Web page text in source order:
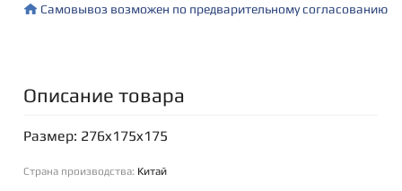
Самовывоз возможен по предварительному согласованию
Описание товара
Размер: 276x175x175
Страна производства: Китай